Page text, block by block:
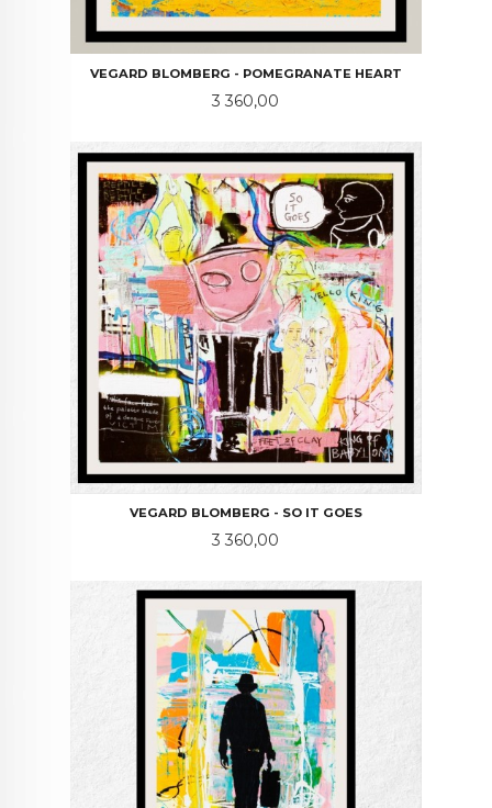
VEGARD BLOMBERG - POMEGRANATE HEART
Pris
3 360,00
VEGARD BLOMBERG - SO IT GOES
Pris
3 360,00